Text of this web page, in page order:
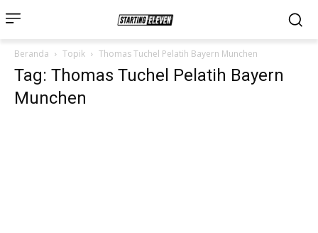
Beranda Topik Thomas Tuchel Pelatih Bayern Munchen
Tag: Thomas Tuchel Pelatih Bayern
Munchen